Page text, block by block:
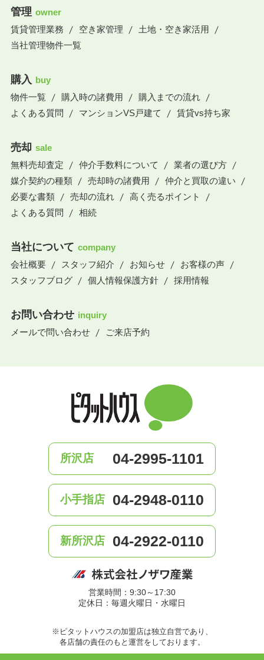
管理 owner
賃貸管理業務
空き家管理
土地・空き家活用
当社管理物件一覧
購入 buy
物件一覧
購入時の諸費用
購入までの流れ
よくある質問
マンションVS戸建て 賃貸vs持ち家
売却 sale
無料売却査定
仲介手数料について
業者の選び方
媒介契約の種類
売却時の諸費用
仲介と買取の違い
必要な書類
売却の流れ
高く売るポイント
よくある質問
相続
当社について company
会社概要
スタッフ紹介 お知らせ
お客様の声
スタッフブログ
個人情報保護方針 採用情報
お問い合わせ inquiry
メールで問い合わせ
ご来店予約
所沢店 04-2995-1101
小手指店 04-2948-0110
新所沢店 04-2922-0110
営業時間：9:30～17:30
定休日：毎週火曜日・水曜日
※ピタットハウスの加盟店は独立自営であり、
各店舗の責任のもと運営をしております。